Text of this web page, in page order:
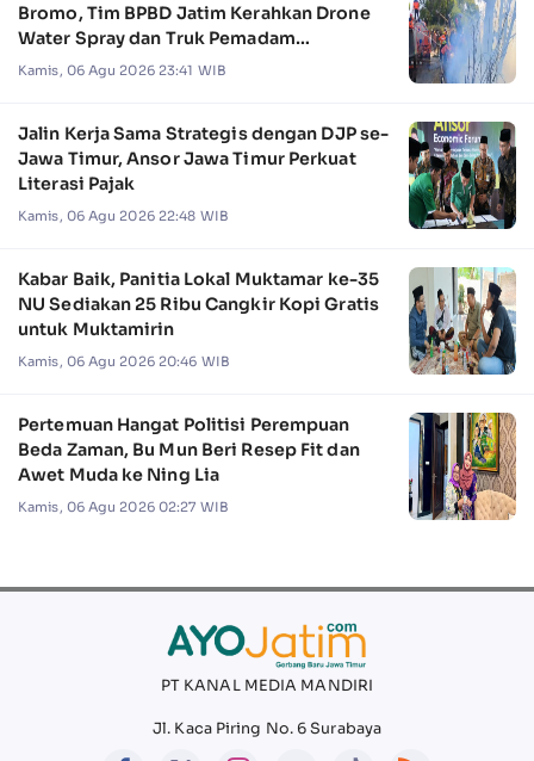
Bromo, Tim BPBD Jatim Kerahkan Drone
Water Spray dan Truk Pemadam
Kebakaran
Kamis, 06 Agu 2026 23:41 WIB
Jalin Kerja Sama Strategis dengan DJP se-
Jawa Timur, Ansor Jawa Timur Perkuat
Literasi Pajak
Kamis, 06 Agu 2026 22:48 WIB
Kabar Baik, Panitia Lokal Muktamar ke-35
NU Sediakan 25 Ribu Cangkir Kopi Gratis
untuk Muktamirin
Kamis, 06 Agu 2026 20:46 WIB
Pertemuan Hangat Politisi Perempuan
Beda Zaman, Bu Mun Beri Resep Fit dan
Awet Muda ke Ning Lia
Kamis, 06 Agu 2026 02:27 WIB
PT KANAL MEDIA MANDIRI
Jl. Kaca Piring No. 6 Surabaya